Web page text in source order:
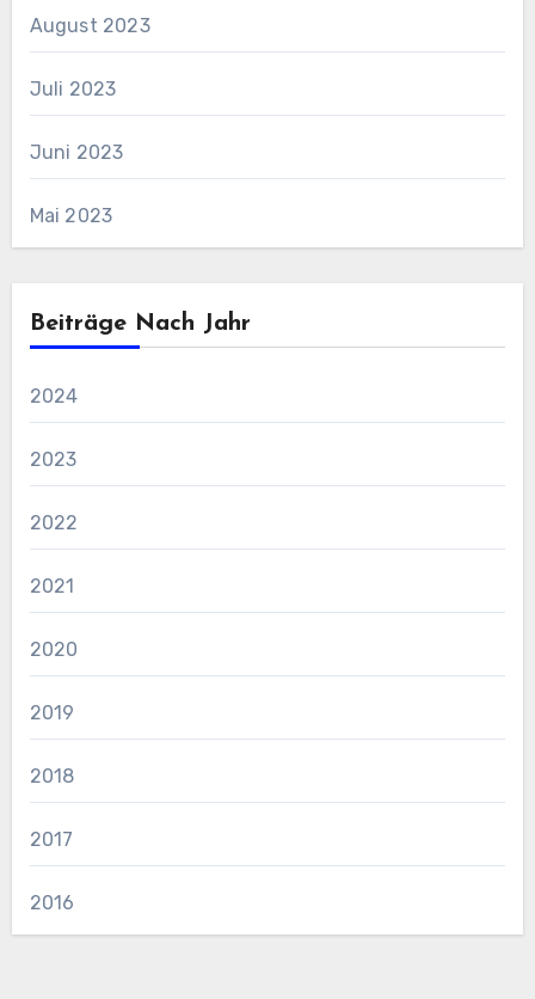
August 2023
Juli 2023
Juni 2023
Mai 2023
Beiträge Nach Jahr
2024
2023
2022
2021
2020
2019
2018
2017
2016